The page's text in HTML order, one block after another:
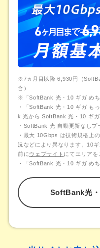
※7ヵ月目以降 6,930円（
合）
※「SoftBank 光・10 ギガ め
・「SoftBank 光・10 ギガ も
k 光から SoftBank 光・10 ギガ
・SoftBank 光 自動更新なしプ
・最大 10Gbps は技術規格上
況などにより異なります。10
前にウェブサイト にてエリアを
・「SoftBank 光・10 ギガ め
SoftBank光